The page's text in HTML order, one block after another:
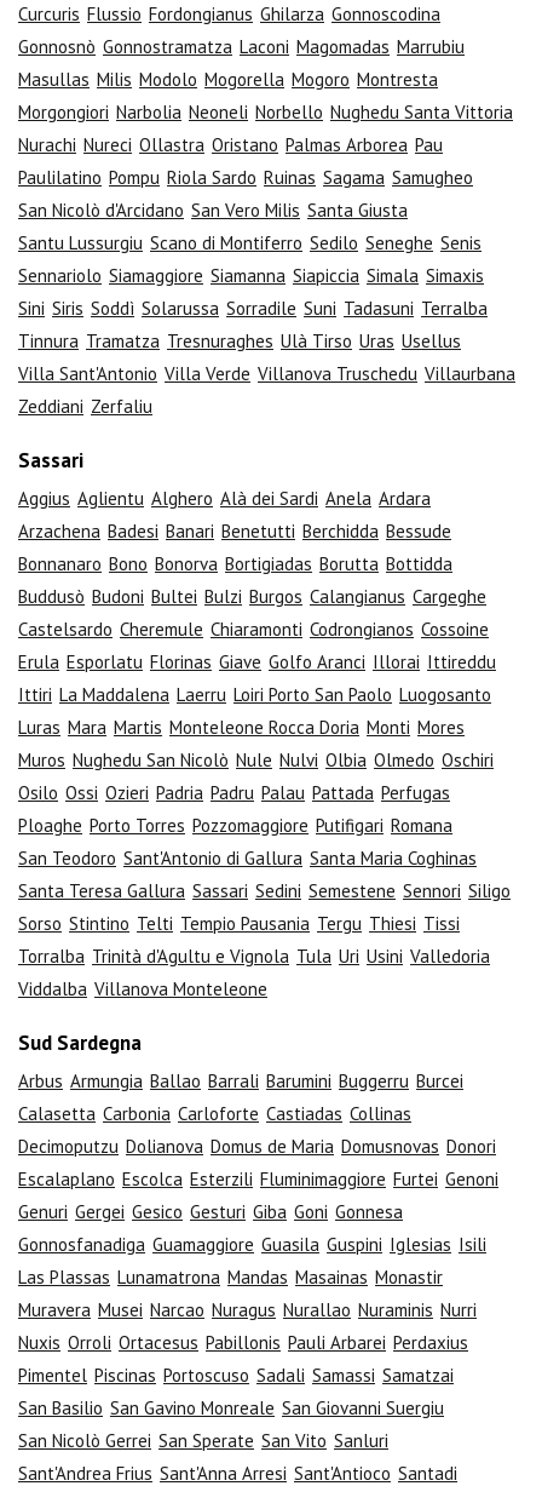
Curcuris Flussio Fordongianus Ghilarza Gonnoscodina
Gonnosnò Gonnostramatza Laconi Magomadas Marrubiu
Masullas Milis Modolo Mogorella Mogoro Montresta
Morgongiori Narbolia Neoneli Norbello Nughedu Santa Vittoria
Nurachi Nureci Ollastra Oristano Palmas Arborea Pau
Paulilatino Pompu Riola Sardo Ruinas Sagama Samugheo
San Nicolò d'Arcidano San Vero Milis Santa Giusta
Santu Lussurgiu Scano di Montiferro Sedilo Seneghe Senis
Sennariolo Siamaggiore Siamanna Siapiccia Simala Simaxis
Sini Siris Soddì Solarussa Sorradile Suni Tadasuni Terralba
Tinnura Tramatza Tresnuraghes Ulà Tirso Uras Usellus
Villa Sant'Antonio Villa Verde Villanova Truschedu Villaurbana
Zeddiani Zerfaliu
Sassari
Aggius Aglientu Alghero Alà dei Sardi Anela Ardara
Arzachena Badesi Banari Benetutti Berchidda Bessude
Bonnanaro Bono Bonorva Bortigiadas Borutta Bottidda
Buddusò Budoni Bultei Bulzi Burgos Calangianus Cargeghe
Castelsardo Cheremule Chiaramonti Codrongianos Cossoine
Erula Esporlatu Florinas Giave Golfo Aranci Illorai Ittireddu
Ittiri La Maddalena Laerru Loiri Porto San Paolo Luogosanto
Luras Mara Martis Monteleone Rocca Doria Monti Mores
Muros Nughedu San Nicolò Nule Nulvi Olbia Olmedo Oschiri
Osilo Ossi Ozieri Padria Padru Palau Pattada Perfugas
Ploaghe Porto Torres Pozzomaggiore Putifigari Romana
San Teodoro Sant'Antonio di Gallura Santa Maria Coghinas
Santa Teresa Gallura Sassari Sedini Semestene Sennori Siligo
Sorso Stintino Telti Tempio Pausania Tergu Thiesi Tissi
Torralba Trinità d'Agultu e Vignola Tula Uri Usini Valledoria
Viddalba Villanova Monteleone
Sud Sardegna
Arbus Armungia Ballao Barrali Barumini Buggerru Burcei
Calasetta Carbonia Carloforte Castiadas Collinas
Decimoputzu Dolianova Domus de Maria Domusnovas Donori
Escalaplano Escolca Esterzili Fluminimaggiore Furtei Genoni
Genuri Gergei Gesico Gesturi Giba Goni Gonnesa
Gonnosfanadiga Guamaggiore Guasila Guspini Iglesias Isili
Las Plassas Lunamatrona Mandas Masainas Monastir
Muravera Musei Narcao Nuragus Nurallao Nuraminis Nurri
Nuxis Orroli Ortacesus Pabillonis Pauli Arbarei Perdaxius
Pimentel Piscinas Portoscuso Sadali Samassi Samatzai
San Basilio San Gavino Monreale San Giovanni Suergiu
San Nicolò Gerrei San Sperate San Vito Sanluri
Sant'Andrea Frius Sant'Anna Arresi Sant'Antioco Santadi